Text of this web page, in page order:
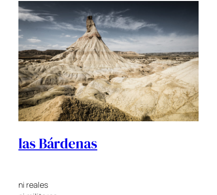
las Bárdenas
ni reales